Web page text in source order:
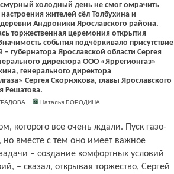
холодный день не смог омрачить
жителей сёл Толбухина и
деревни Андроники Ярославского района.
торжественная церемония открытия
события подчёркивало присутствие
– губернатора Ярославской области Сергея
директора ООО «Яррегионгаз»
генерального директора
Сергея Скорнякова, главы Ярославского
Решатова.
Наталья БОРОДИНА
вместе с тем оно имеет важное
– создание комфортных условий
– сказал, открывая торжество, Сергей